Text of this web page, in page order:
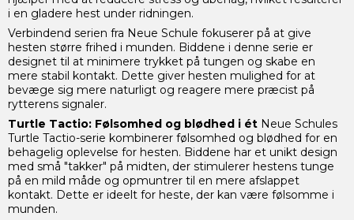
i en gladere hest under ridningen.
Verbindend serien fra Neue Schule fokuserer på at give
hesten større frihed i munden. Biddene i denne serie er
designet til at minimere trykket på tungen og skabe en
mere stabil kontakt. Dette giver hesten mulighed for at
bevæge sig mere naturligt og reagere mere præcist på
rytterens signaler.
Turtle Tactio: Følsomhed og blødhed i ét Neue Schules
Turtle Tactio-serie kombinerer følsomhed og blødhed for en
behagelig oplevelse for hesten. Biddene har et unikt design
med små "takker" på midten, der stimulerer hestens tunge
på en mild måde og opmuntrer til en mere afslappet
kontakt. Dette er ideelt for heste, der kan være følsomme i
munden.